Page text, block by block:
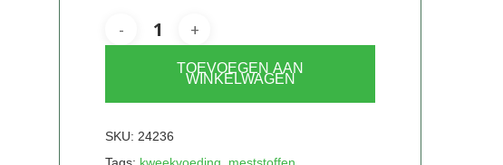
TOEVOEGEN AAN
WINKELWAGEN
SKU: 24236